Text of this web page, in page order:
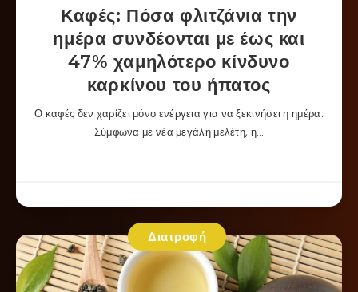
Καφές: Πόσα φλιτζάνια την
ημέρα συνδέονται με έως και
47% χαμηλότερο κίνδυνο
καρκίνου του ήπατος
Ο καφές δεν χαρίζει μόνο ενέργεια για να ξεκινήσει η ημέρα.
Σύμφωνα με νέα μεγάλη μελέτη, η…
Διατροφή